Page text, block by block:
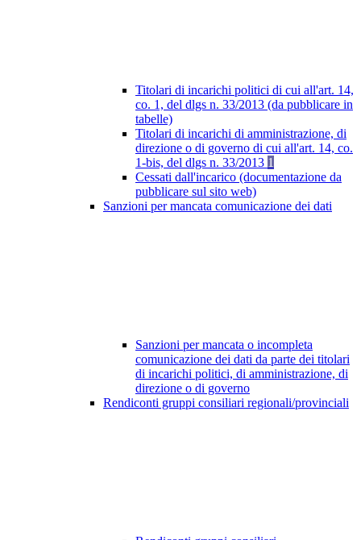
Titolari di incarichi politici di cui all'art. 14,
co. 1, del dlgs n. 33/2013 (da pubblicare in
tabelle)
Titolari di incarichi di amministrazione, di
direzione o di governo di cui all'art. 14, co.
1-bis, del dlgs n. 33/2013 1
Cessati dall'incarico (documentazione da
pubblicare sul sito web)
Sanzioni per mancata comunicazione dei dati
Sanzioni per mancata o incompleta
comunicazione dei dati da parte dei titolari
di incarichi politici, di amministrazione, di
direzione o di governo
Rendiconti gruppi consiliari regionali/provinciali